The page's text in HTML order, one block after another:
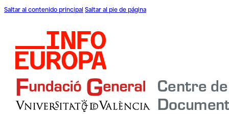
Saltar al contenido principal Saltar al pie de página